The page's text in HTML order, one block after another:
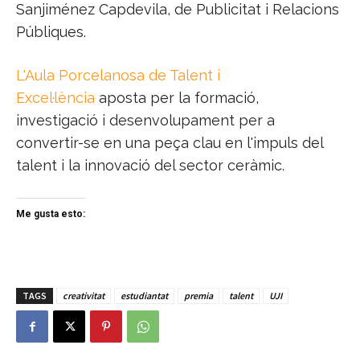
Sanjiménez Capdevila, de Publicitat i Relacions
Públiques.
L'Aula Porcelanosa de Talent i
Excel·lència aposta per la formació,
investigació i desenvolupament per a
convertir-se en una peça clau en l'impuls del
talent i la innovació del sector ceràmic.
Me gusta esto:
TAGS creativitat estudiantat premia talent UJI